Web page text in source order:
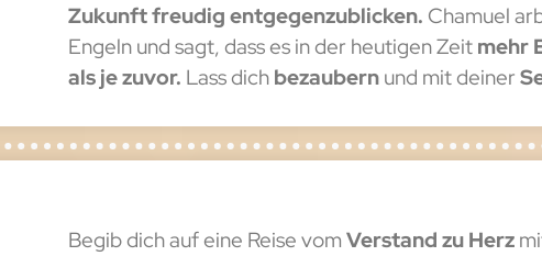
Zukunft freudig entgegenzublicken. Chamuel
Engeln und sagt, dass es in der heutigen Zeit mehr
als je zuvor. Lass dich bezaubernund mit deiner
Begib dich auf eine Reise vom Verstand zu Herz